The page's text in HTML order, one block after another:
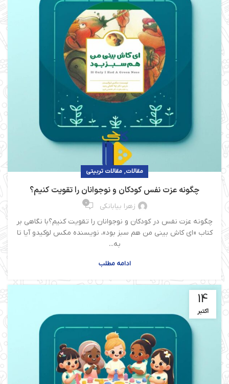
مقالات, مقالات تربیتی
چگونه عزت نفس کودکان و نوجوانان را تقویت کنیم؟
زهرا بیابانکی 0
چگونه عزت نفس در کودکان و نوجوانان را تقویت کنیم؟با نگاهی بر
کتاب «ای کاش بینی من هم سبز بود»، نویسنده مکس لوکیدو آیا تا
به...
ادامه مطلب
14
اکتبر